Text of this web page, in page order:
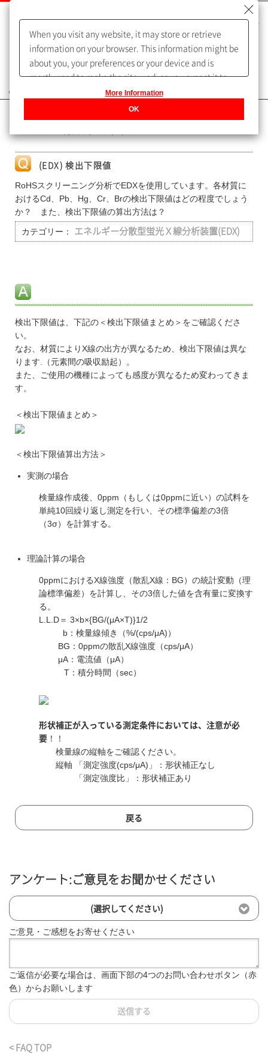
よくあるご質問（FAQ）
(EDX) 検出下限値
RoHSスクリーニング分析でEDXを使用しています。各材質に
おけるCd、Pb、Hg、Cr、Brの検出下限値はどの程度でしょう
か？ また、検出下限値の算出方法は？
カテゴリー： エネルギー分散型蛍光Ｘ線分析装置(EDX)
検出下限値は、下記の＜検出下限値まとめ＞をご確認くださ
い。
なお、材質によりX線の出方が異なるため、検出下限値は異な
ります.（元素間の吸収励起）。
また、ご使用の機種によっても感度が異なるため変わってきま
す。
＜検出下限値まとめ＞
＜検出下限値算出方法＞
実測の場合
検量線作成後、0ppm（もしくは0ppmに近い）の試料を
単純10回繰り返し測定を行い、その標準偏差の3倍
（3σ）を計算する。
理論計算の場合
0ppmにおけるX線強度（散乱X線：BG）の統計変動（理
論標準偏差）を計算し、その3倍した値を含有量に変換す
る。
L.L.D＝ 3×b×{BG/(μA×T)}1/2
b：検量線傾き（%/(cps/μA)）
BG：0ppmの散乱X線強度（cps/μA）
μA：電流値（μA）
T：積分時間（sec）
形状補正が入っている測定条件においては、注意が必
要 ！！
検量線の縦軸をご確認ください。
縦軸 「測定強度(cps/μA)」：形状補正なし
「測定強度比」：形状補正あり
戻る
アンケート:ご意見をお聞かせください
(選択してください)
ご意見・ご感想をお寄せください
ご返信が必要な場合は、画面下部の4つのお問い合わせボタン（赤
色）からお願いします
送信する
< FAQ TOP
When you visit any website, it may store or retrieve
information on your browser. This information might be
about you, your preferences or your device and is
mostly used to make the site work as you expect it to.
The information does not usually directly identify you,
but it can give you a more personalized web
experience.Privacy Policy
More Information
OK